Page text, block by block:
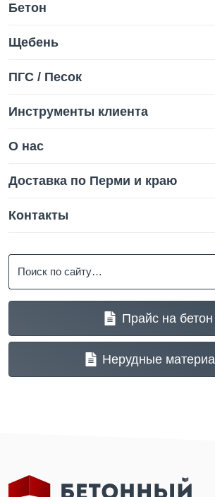
Бетон
Щебень
ПГС / Песок
Инструменты клиента
О нас
Доставка по Перми и краю
Контакты
Прайс на бетон
Нерудные